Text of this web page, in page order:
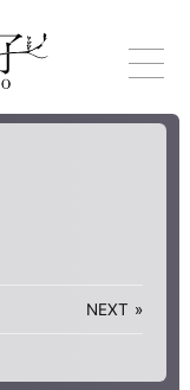
NEXT »